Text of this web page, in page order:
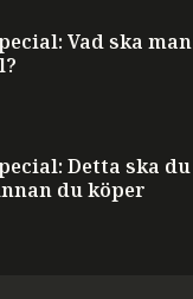
Vad ska man
Detta ska du
du köper